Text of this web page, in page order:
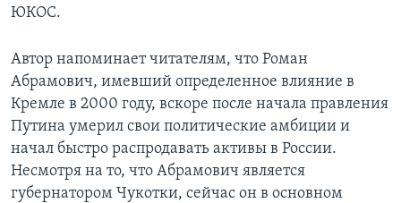
ЮКОС.
Автор напоминает читателям, что Роман
Абрамович, имевший определенное влияние в
Кремле в 2000 году, вскоре после начала правления
Путина умерил свои политические амбиции и
начал быстро распродавать активы в России.
Несмотря на то, что Абрамович является
губернатором Чукотки, сейчас он в основном